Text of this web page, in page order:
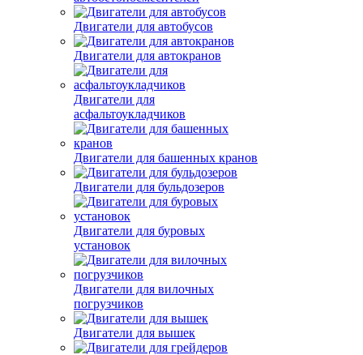
Двигатели для
автобетоносмесителей
Двигатели для автобусов
Двигатели для автокранов
Двигатели для
асфальтоукладчиков
Двигатели для башенных кранов
Двигатели для бульдозеров
Двигатели для буровых
установок
Двигатели для вилочных
погрузчиков